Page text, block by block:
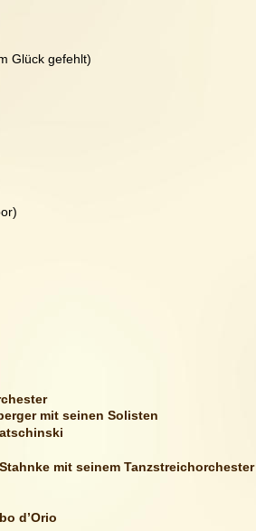
Glück gefehlt)
mit seinen Solisten
mit seinem Tanzstreichorchester
d’Orio